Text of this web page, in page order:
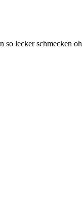
so lecker schmecken